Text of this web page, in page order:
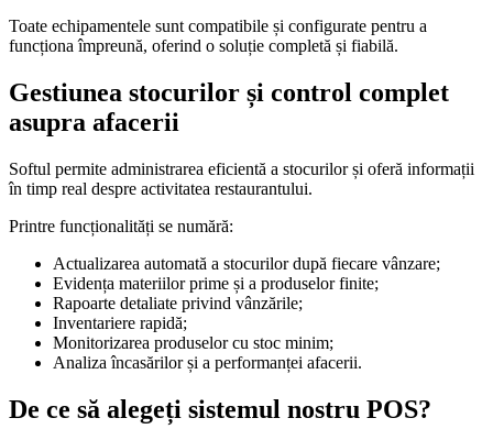
Toate echipamentele sunt compatibile și configurate pentru a
funcționa împreună, oferind o soluție completă și fiabilă.
Gestiunea stocurilor și control complet
asupra afacerii
Softul permite administrarea eficientă a stocurilor și oferă informații
în timp real despre activitatea restaurantului.
Printre funcționalități se numără:
Actualizarea automată a stocurilor după fiecare vânzare;
Evidența materiilor prime și a produselor finite;
Rapoarte detaliate privind vânzările;
Inventariere rapidă;
Monitorizarea produselor cu stoc minim;
Analiza încasărilor și a performanței afacerii.
De ce să alegeți sistemul nostru POS?